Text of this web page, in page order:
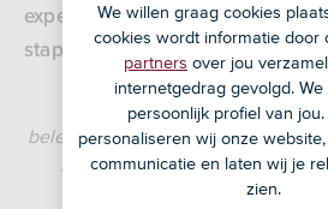
experts aan de hand van een
stappen uit wanneer dit voor
Dit webinar mag niet worden
beleggingsadvies. Met beleggen
kosten. Je kunt je inleg of deel
We willen graag cookies
cookies wordt informatie door
partners over jou
internetgedrag gevolgd.
persoonlijk profiel van
personaliseren wij onze
communicatie en laten wij je
zien.